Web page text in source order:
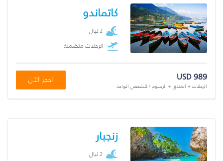
كاتماندو
2 ليال
الرحلات متضمنة
USD 989
الرحلات + الفندق + الرسوم / للشخص الواحد
احجز الآن
زنجبار
2 ليال